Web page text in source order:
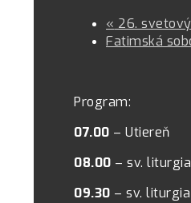
« 26.
Fatimská
Program:
07.00 – Utiereň
08.00 – sv. liturgia
09.30 – sv.